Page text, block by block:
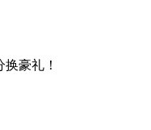
豪礼！